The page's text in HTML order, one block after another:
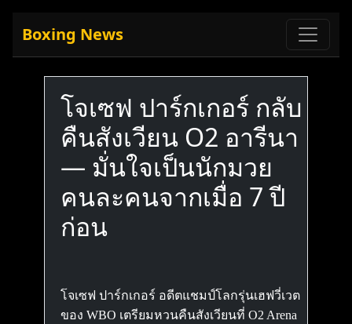
Boxing News
โจเซฟ ปาร์กเกอร์ กลับ
คืนสังเวียน O2 อารีนา
— มั่นใจเป็นนักมวย
คนละคนจากเมื่อ 7 ปี
ก่อน
โจเซฟ ปาร์กเกอร์ อดีตแชมป์โลกรุ่นเฮฟวี่เวต
ของ WBO เตรียมหวนคืนสังเวียนที่ O2 Arena